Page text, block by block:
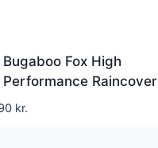
Bugaboo Fox High
Performance Raincover
Black
kr.